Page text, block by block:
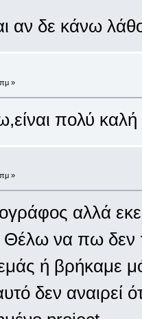
αν δε κάνω
»
πολύ καλή
»
αλλά
Θέλω να πω δεν
ή βρήκαμε
δεν αναιρεί